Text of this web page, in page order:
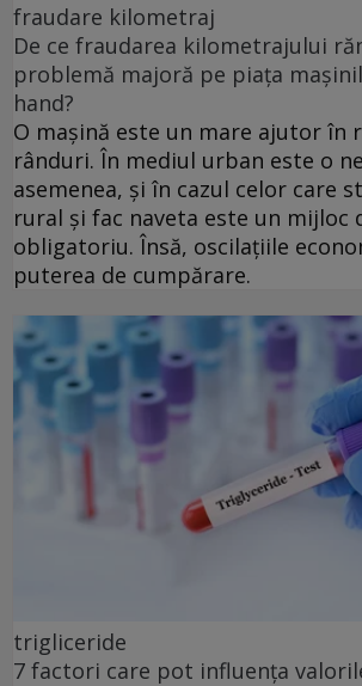
fraudare kilometraj
De ce fraudarea kilometrajului
problemă majoră pe piața
hand?
O mașină este un mare ajutor în
rânduri. În mediul urban este o
asemenea, și în cazul celor care
rural și fac naveta este un mijloc
obligatoriu. Însă, oscilațiile
puterea de cumpărare.
trigliceride
7 factori care pot influența